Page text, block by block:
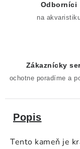
Odborníci
na
Zákaznícky
ochotne poradíme a
Popis
Tento kameň je